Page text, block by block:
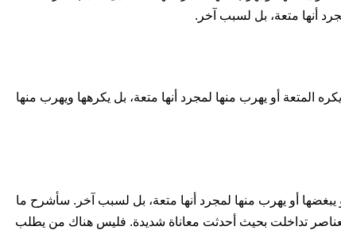
أنها متعة، بل لسبب آخر.
المتعة أو يهرب منها لمجرد أنها متعة، بل يكرهها ويهرب منها
يبغضها أو يهرب منها لمجرد أنها متعة، بل لسبب آخر. سأشرح ما
تداخلت بحيث أحدثت معاناة شديدة. فليس هناك من يطلب